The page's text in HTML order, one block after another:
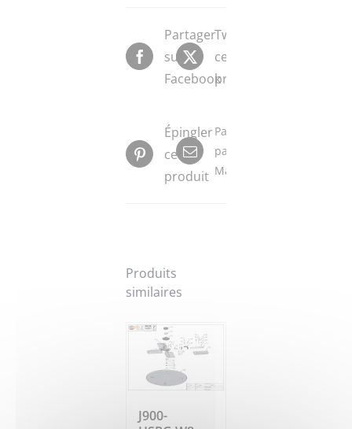
Partager
sur
Facebook
Tweeter
ce
produit
Épingler
ce
produit
Partager
par
Mail
Produits
similaires
J900-